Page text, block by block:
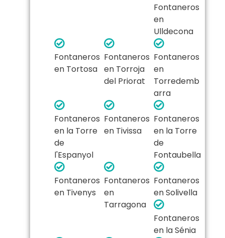
Fontaneros
en
Ulldecona
Fontaneros
en Tortosa
Fontaneros
en Torroja
del Priorat
Fontaneros
en
Torredemb
arra
Fontaneros
en la Torre
de
l'Espanyol
Fontaneros
en Tivissa
Fontaneros
en la Torre
de
Fontaubella
Fontaneros
en Tivenys
Fontaneros
en
Tarragona
Fontaneros
en Solivella
Fontaneros
en la Sénia